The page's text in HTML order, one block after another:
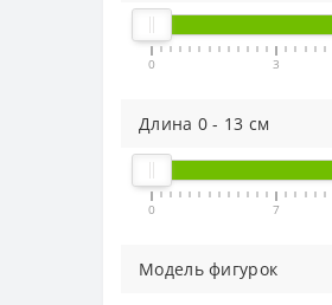
0 3
Длина 0 - 13 см
0 7
Модель фигурок